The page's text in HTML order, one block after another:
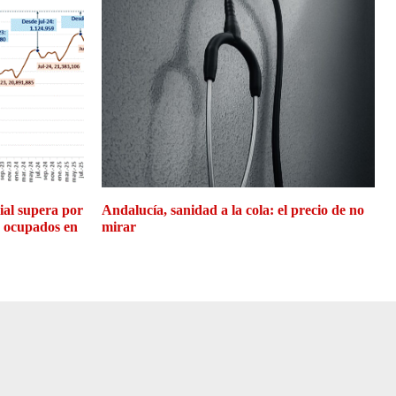
supera por
en
Andalucía, sanidad a la cola: el precio de no
mirar